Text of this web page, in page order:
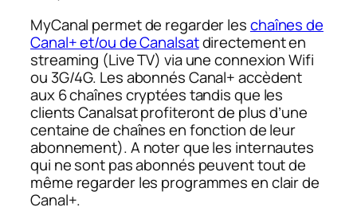
MyCanal permet de regarder leschaînes de
Canal+ et/ou de Canalsatdirectement en
streaming (Live TV) via une connexion Wifi
ou 3G/4G. Les abonnés Canal+ accèdent
aux 6 chaînes cryptées tandis que les
clients Canalsat profiteront de plus d’une
centaine de chaînes en fonction de leur
abonnement). A noter que les internautes
qui ne sont pas abonnés peuvent tout de
même regarder les programmes en clair de
Canal+.